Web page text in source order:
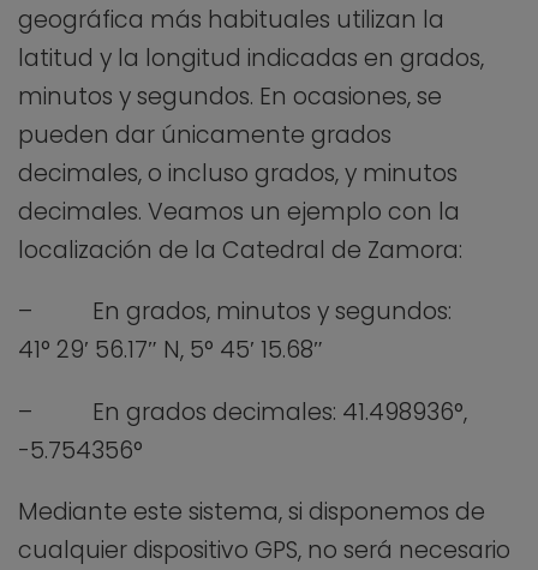
geográfica más habituales utilizan la
latitud y la longitud indicadas en grados,
minutos y segundos. En ocasiones, se
pueden dar únicamente grados
decimales, o incluso grados, y minutos
decimales. Veamos un ejemplo con la
localización de la Catedral de Zamora:
– En grados, minutos y segundos:
41° 29′ 56.17″ N, 5° 45′ 15.68″
– En grados decimales: 41.498936°,
-5.754356°
Mediante este sistema, si disponemos de
cualquier dispositivo GPS, no será necesario